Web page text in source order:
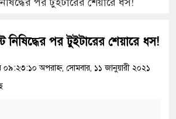
নিষিদ্ধের পর টুইটারের শেয়ারে ধস!
অপরাহ্ন, সোমবার, ১১ জানুয়ারী ২০২১